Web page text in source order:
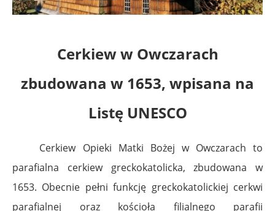
Cerkiew w Owczarach
zbudowana w 1653, wpisana na
Listę UNESCO
Cerkiew Opieki Matki Bożej w Owczarach to
parafialna cerkiew greckokatolicka, zbudowana w
1653. Obecnie pełni funkcję greckokatolickiej cerkwi
parafialnej oraz kościoła filialnego parafii